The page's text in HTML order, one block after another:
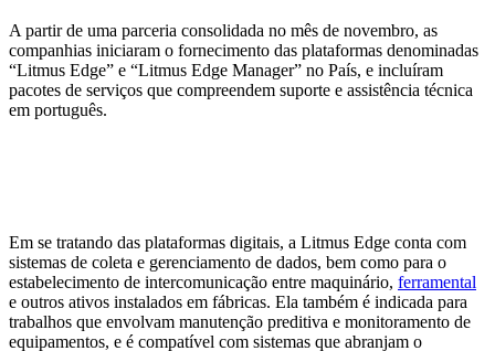
A partir de uma parceria consolidada no mês de novembro, as
companhias iniciaram o fornecimento das plataformas denominadas
“Litmus Edge” e “Litmus Edge Manager” no País, e incluíram
pacotes de serviços que compreendem suporte e assistência técnica
em português.
Em se tratando das plataformas digitais, a Litmus Edge conta com
sistemas de coleta e gerenciamento de dados, bem como para o
estabelecimento de intercomunicação entre maquinário, ferramental
e outros ativos instalados em fábricas. Ela também é indicada para
trabalhos que envolvam manutenção preditiva e monitoramento de
equipamentos, e é compatível com sistemas que abranjam o